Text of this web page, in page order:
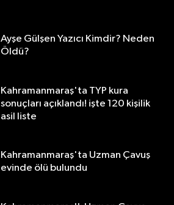
Ayşe Gülşen Yazıcı Kimdir? Neden
Öldü?
Kahramanmaraş'ta TYP kura
sonuçları açıklandı! işte 120 kişilik
asil liste
Kahramanmaraş'ta Uzman Çavuş
evinde ölü bulundu